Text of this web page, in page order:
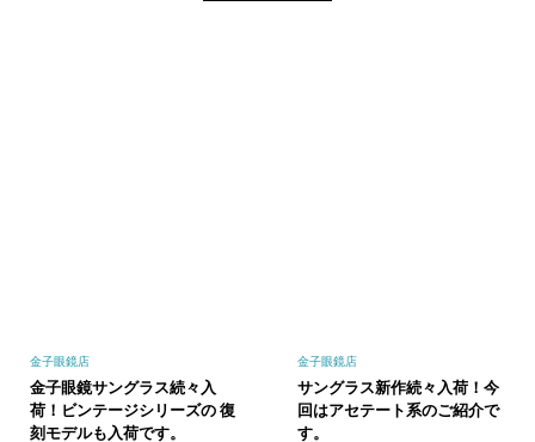
金子眼鏡店
金子眼鏡サングラス続々入
荷！ビンテージシリーズの 復
刻モデルも入荷です。
金子眼鏡店
サングラス新作続々入荷！今
回はアセテート系のご紹介で
す。